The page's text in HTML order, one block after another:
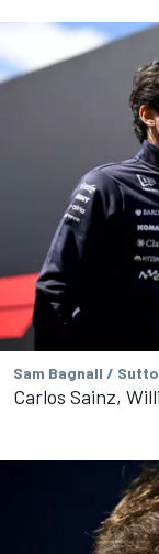
Sam Bagnall /
Carlos Sainz,